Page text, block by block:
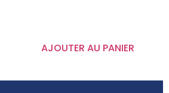
AJOUTER AU PANIER